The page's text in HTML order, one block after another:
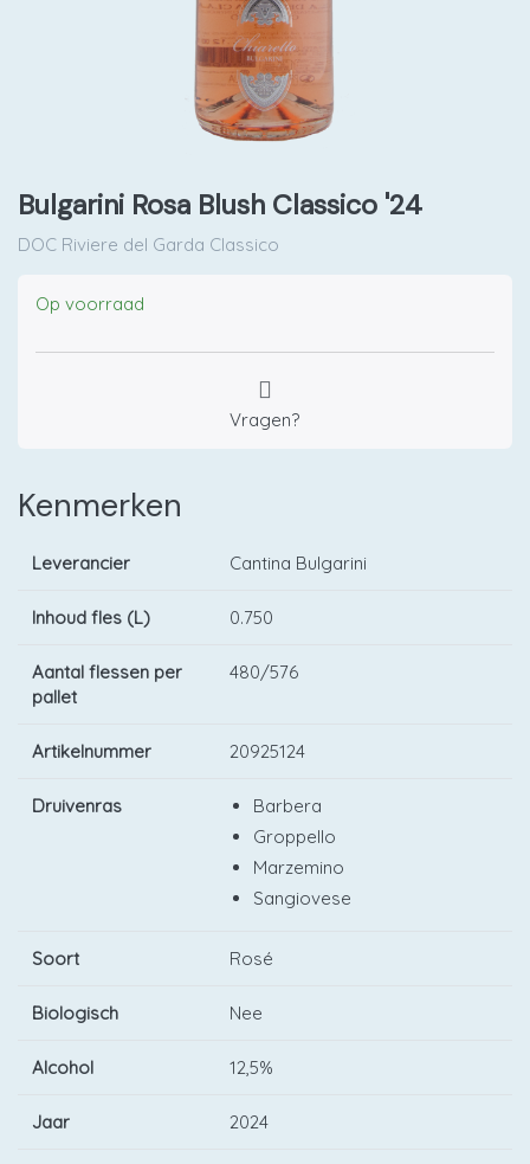
Bulgarini Rosa Blush Classico '24
DOC Riviere del Garda Classico
Op voorraad
Vragen?
Kenmerken
Leverancier Cantina Bulgarini
Inhoud fles (L) 0.750
Aantal flessen per
pallet
480/576
Artikelnummer 20925124
Druivenras
Barbera
Groppello
Marzemino
Sangiovese
Soort Rosé
Biologisch Nee
Alcohol 12,5%
Jaar 2024